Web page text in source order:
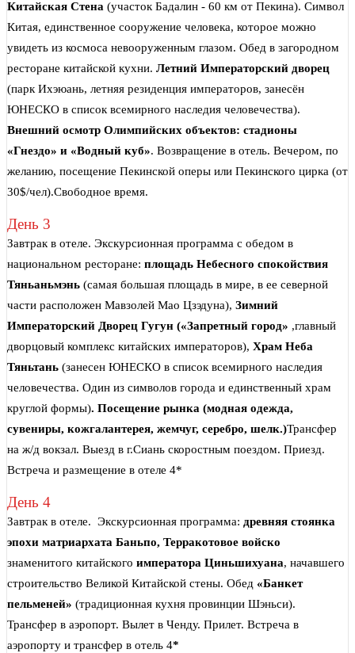
Китайская Стена (участок Бадалин - 60 км от Пекина). Символ
Китая, единственное сооружение человека, которое можно
увидеть из космоса невооруженным глазом. Обед в загородном
ресторане китайской кухни. Летний Императорский дворец
(парк Ихэюань, летняя резиденция императоров, занесён
ЮНЕСКО в список всемирного наследия человечества).
Внешний осмотр Олимпийских объектов: стадионы
«Гнездо» и «Водный куб». Возвращение в отель. Вечером, по
желанию, посещение Пекинской оперы или Пекинского цирка (от
30$/чел).Свободное время.
День 3
Завтрак в отеле. Экскурсионная программа с обедом в
национальном ресторане: площадь Небесного спокойствия
Тяньаньмэнь (самая большая площадь в мире, в ее северной
части расположен Мавзолей Мао Цзэдуна), Зимний
Императорский Дворец Гугун («Запретный город» ,главный
дворцовый комплекс китайских императоров), Храм Неба
Тяньтань (занесен ЮНЕСКО в список всемирного наследия
человечества. Один из символов города и единственный храм
круглой формы). Посещение рынка (модная одежда,
сувениры, кожгалантерея, жемчуг, серебро, шелк.)Трансфер
на ж/д вокзал. Выезд в г.Сиань скоростным поездом. Приезд.
Встреча и размещение в отеле 4*
День 4
Завтрак в отеле. Экскурсионная программа: древняя стоянка
эпохи матриархата Баньпо, Терракотовое войско
знаменитого китайского императора Циньшихуана, начавшего
строительство Великой Китайской стены. Обед «Банкет
пельменей» (традиционная кухня провинции Шэньси).
Трансфер в аэропорт. Вылет в Ченду. Прилет. Встреча в
аэропорту и трансфер в отель 4*